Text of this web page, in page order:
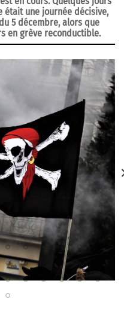
était une journée décisive,
5 décembre, alors que
en grève reconductible.